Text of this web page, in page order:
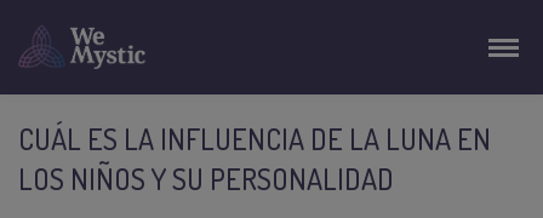
CUÁL ES LA INFLUENCIA DE LA LUNA EN
LOS NIÑOS Y SU PERSONALIDAD